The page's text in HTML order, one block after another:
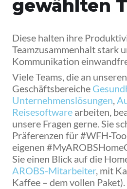
gewählten
Diese halten ihre
Teamzusammenhalt stark
Kommunikation
Viele Teams, die an
Geschäftsbereiche
Unternehmenslösungen,
Reisesoftware arbeiten,
unsere Fragen gerne. Sie
Präferenzen für #WFH-
eigenen
Sie einen Blick auf die
AROBS-Mitarbeiter, mit
Kaffee – dem vollen Paket).